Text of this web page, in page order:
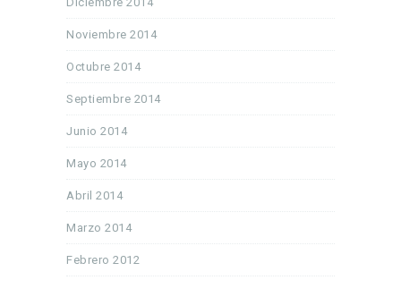
Noviembre 2014
Octubre 2014
Septiembre 2014
Junio 2014
Mayo 2014
Abril 2014
Marzo 2014
Febrero 2012